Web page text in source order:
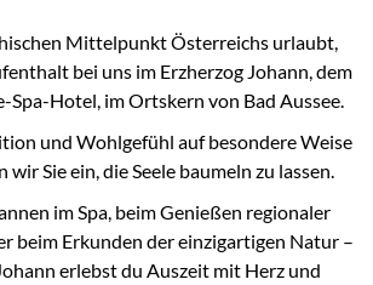
Mittelpunkt Österreichs urlaubt,
bei uns im Erzherzog Johann, dem
Spa-Hotel, im Ortskern von Bad Aussee.
und Wohlgefühl auf besondere Weise
Sie ein, die Seele baumeln zu lassen.
im Spa, beim Genießen regionaler
beim Erkunden der einzigartigen Natur –
erlebst du Auszeit mit Herz und